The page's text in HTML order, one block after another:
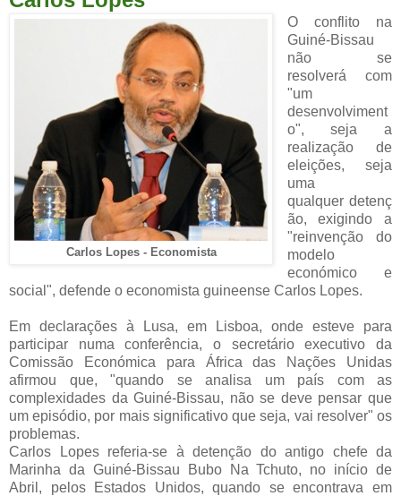
Carlos Lopes - Economista
O conflito na
Guiné-Bissau
não se
resolverá com
"um
desenvolviment
o", seja a
realização de
eleições, seja
uma
qualquer detenç
ão, exigindo a
"reinvenção do
modelo
económico e
social", defende o economista guineense Carlos Lopes.
Em declarações à Lusa, em Lisboa, onde esteve para
participar numa conferência, o secretário executivo da
Comissão Económica para África das Nações Unidas
afirmou que, "quando se analisa um país com as
complexidades da Guiné-Bissau, não se deve pensar que
um episódio, por mais significativo que seja, vai resolver" os
problemas.
Carlos Lopes referia-se à detenção do antigo chefe da
Marinha da Guiné-Bissau Bubo Na Tchuto, no início de
Abril, pelos Estados Unidos, quando se encontrava em